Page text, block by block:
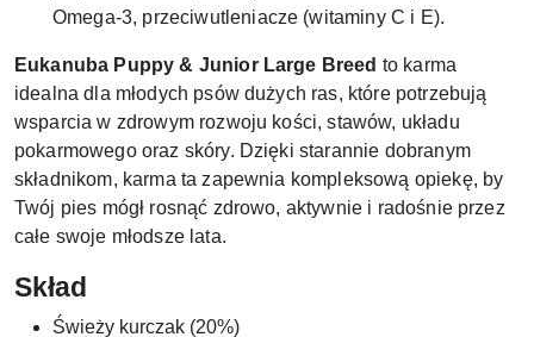
Omega-3, przeciwutleniacze (witaminy C i E).
Eukanuba Puppy & Junior Large Breed to karma
idealna dla młodych psów dużych ras, które potrzebują
wsparcia w zdrowym rozwoju kości, stawów, układu
pokarmowego oraz skóry. Dzięki starannie dobranym
składnikom, karma ta zapewnia kompleksową opiekę, by
Twój pies mógł rosnąć zdrowo, aktywnie i radośnie przez
całe swoje młodsze lata.
Skład
Świeży kurczak (20%)